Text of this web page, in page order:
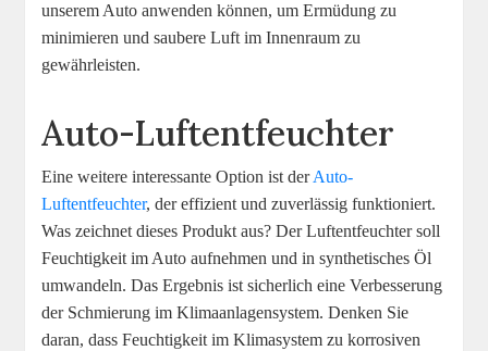
unserem Auto anwenden können, um Ermüdung zu
minimieren und saubere Luft im Innenraum zu
gewährleisten.
Auto-Luftentfeuchter
Eine weitere interessante Option ist derAuto-
Luftentfeuchter, der effizient und zuverlässig funktioniert.
Was zeichnet dieses Produkt aus? Der Luftentfeuchter soll
Feuchtigkeit im Auto aufnehmen und in synthetisches Öl
umwandeln. Das Ergebnis ist sicherlich eine Verbesserung
der Schmierung im Klimaanlagensystem. Denken Sie
daran, dass Feuchtigkeit im Klimasystem zu korrosiven